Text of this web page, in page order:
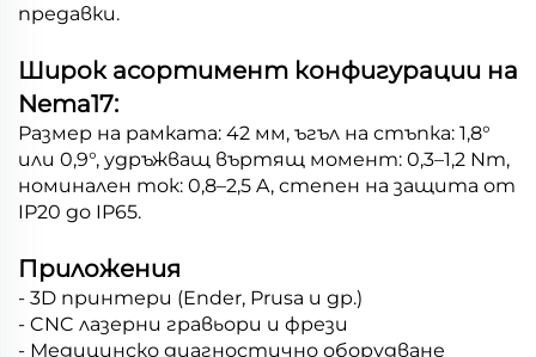
предавки.
Широк асортимент конфигурации на
Nema17:
Размер на рамката: 42 мм, ъгъл на стъпка: 1,8°
или 0,9°, удръжващ въртящ момент: 0,3–1,2 Nm,
номинален ток: 0,8–2,5 A, степен на защита от
IP20 до IP65.
Приложения
- 3D принтери (Ender, Prusa и др.)
- CNC лазерни гравьори и фрези
- Медицинско диагностично оборудване